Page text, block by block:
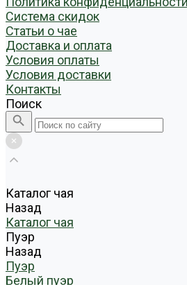
Система скидок
Статьи о чае
Доставка и оплата
Условия оплаты
Условия доставки
Контакты
Поиск
Каталог чая
Назад
Каталог чая
Пуэр
Назад
Пуэр
Белый пуэр